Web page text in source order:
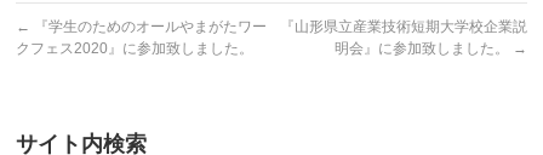
←
『学生のためのオールやまがたワー
クフェス2020』に参加致しました。
『山形県立産業技術短期大学校企業説
明会』に参加致しました。
→
サイト内検索